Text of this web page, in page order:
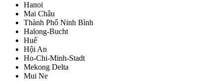
Hanoi
Mai Châu
Thành Phố Ninh Bình
Halong-Bucht
Huế
Hội An
Ho-Chi-Minh-Stadt
Mekong Delta
Mui Ne